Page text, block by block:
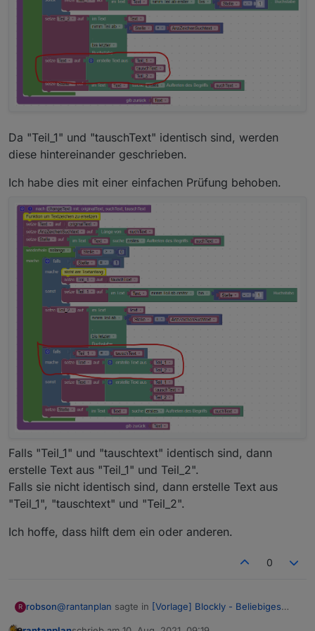
Da "Teil_1" und "tauschText" identisch sind, werden
diese hintereinander geschrieben.
Ich habe dies mit einer einfachen Prüfung behoben.
Falls "Teil_1" und "tauschtext" identisch sind, dann
erstelle Text aus "Teil_1" und Teil_2".
Falls sie nicht identisch sind, dann erstelle Text aus
"Teil_1", "tauschtext" und "Teil_2".
Ich hoffe, dass hilft dem ein oder anderen.
0
R robson@rantanplan sagte in [Vorlage] Blockly - Beliebiges